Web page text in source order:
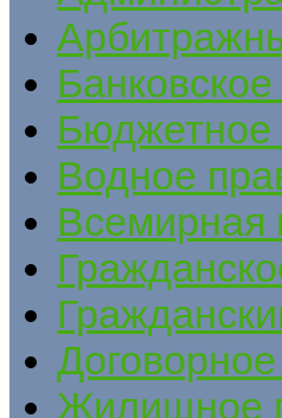
Бюджетное
Водное
Всемирная
Жилищное